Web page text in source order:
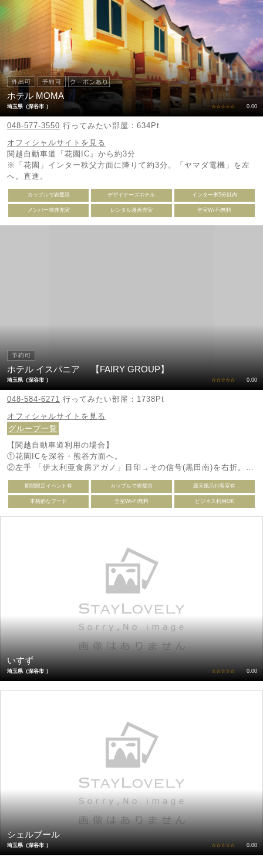
ホテル MOMA
埼玉県（深谷市 ） ☆☆☆☆☆ 0.00
048-577-3550 行ってみたい部屋：634Pt
オフィシャルサイトを見る
関越自動車道『花園IC』から約3分
※「花園」インター秩父方面に降りて約3分。「ヤマダ電機」を左
へ。直進。
カップルで岩盤浴 デザイナーズホテル インター車5分以内
メンバー特典充実 レンタル漫画充実 全室Wi-Fi無料
ホテル イスパニア 【FAIRY GROUP】
埼玉県（深谷市 ） ☆☆☆☆☆ 0.00
048-584-6271 行ってみたい部屋：1738Pt
オフィシャルサイトを見る
グループ一覧
【関越自動車道利用の場合】
①花園ICを深谷・熊谷方面へ。
②左手 「伊太利亜食房アガノ」目印→その信号(黒田南)を右折。
③１つ目の交差点を右折→突き当りT字路を左折。
【深谷方面より】
もしくは関越道花園インター手前（ガード手前）を左折後直進直
期間限定イベント有 カップルで岩盤浴 露天風呂付客室有
本格的なフード 全室Wi-Fi無料 ビジネス利用OK
いすず
埼玉県（深谷市 ） ☆☆☆☆☆ 0.00
シェルブール
埼玉県（深谷市 ） ☆☆☆☆☆ 0.00